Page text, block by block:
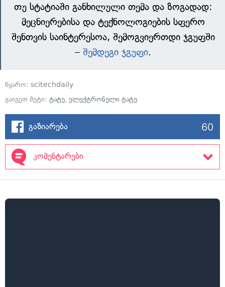
თუ სტატიაში განხილული თემა და ზოგადად:
მეცნიერებისა და ტექნოლოგიების სფერო
შენთვის საინტერესოა, შემოგვიერთდი ჯგუფში
– შემდეგი ჯგუფი.
წყარო: scitechdaily
გაიგეთ მეტი: ტატუ, ელექტრონული ტატუ
გაზიარება 60
კომენტარები